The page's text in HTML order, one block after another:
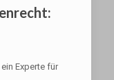
Experte für